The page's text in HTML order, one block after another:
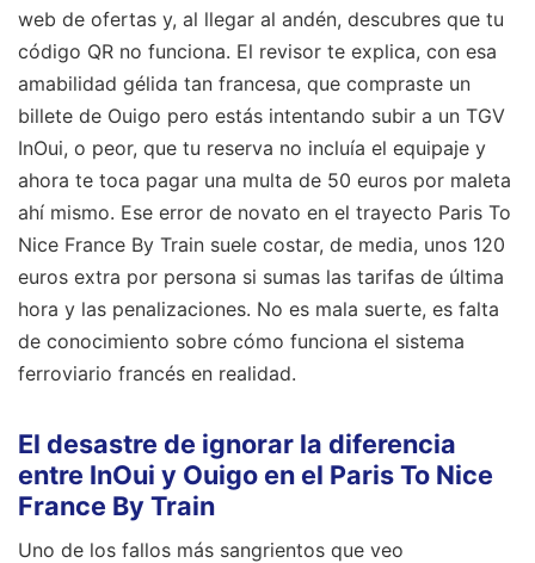
web de ofertas y, al llegar al andén, descubres que tu
código QR no funciona. El revisor te explica, con esa
amabilidad gélida tan francesa, que compraste un
billete de Ouigo pero estás intentando subir a un TGV
InOui, o peor, que tu reserva no incluía el equipaje y
ahora te toca pagar una multa de 50 euros por maleta
ahí mismo. Ese error de novato en el trayecto Paris To
Nice France By Train suele costar, de media, unos 120
euros extra por persona si sumas las tarifas de última
hora y las penalizaciones. No es mala suerte, es falta
de conocimiento sobre cómo funciona el sistema
ferroviario francés en realidad.
El desastre de ignorar la diferencia
entre InOui y Ouigo en el Paris To Nice
France By Train
Uno de los fallos más sangrientos que veo